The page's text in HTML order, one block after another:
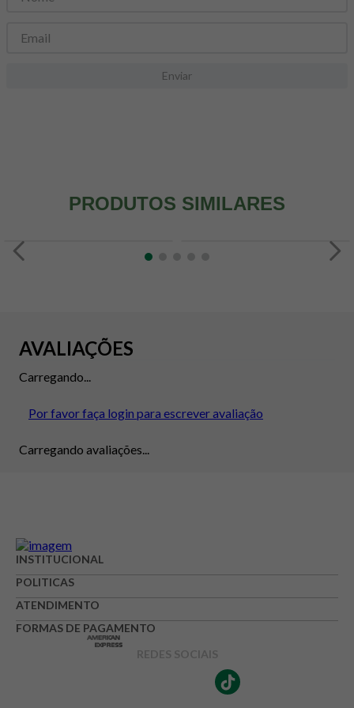
Enviar
PRODUTOS SIMILARES
AVALIAÇÕES
Carregando...
Por favor faça login para escrever avaliação
Carregando avaliações...
INSTITUCIONAL
POLITICAS
ATENDIMENTO
FORMAS DE PAGAMENTO
REDES SOCIAIS
8º snack proteico mundo verde
9 psyllium